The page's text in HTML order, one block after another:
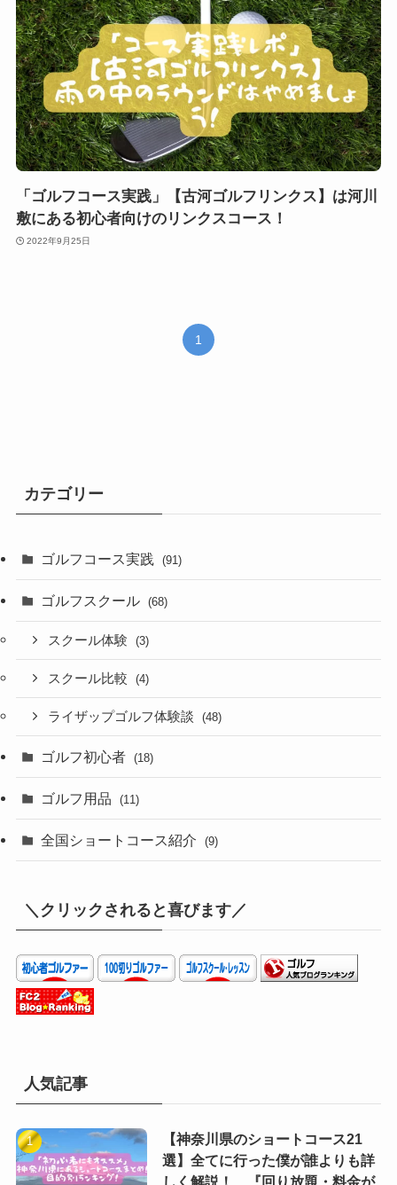
「ゴルフコース実践」【古河ゴルフリンクス】は河川
敷にある初心者向けのリンクスコース！
2022年9月25日
1
カテゴリー
ゴルフコース実践 (91)
ゴルフスクール (68)
スクール体験 (3)
スクール比較 (4)
ライザップゴルフ体験談 (48)
ゴルフ初心者 (18)
ゴルフ用品 (11)
全国ショートコース紹介 (9)
＼クリックされると喜びます／
人気記事
【神奈川県のショートコース21
選】全てに行った僕が誰よりも詳
しく解説！ 『回り放題・料金が